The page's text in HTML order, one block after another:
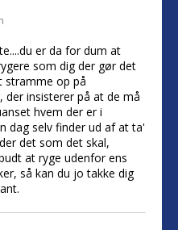
er da for dum at
som dig der gør det
stramme op på
der insisterer på at de må
hvem der er i
dag selv finder ud af at ta'
det som det skal,
at ryge udenfor ens
så kan du jo takke dig